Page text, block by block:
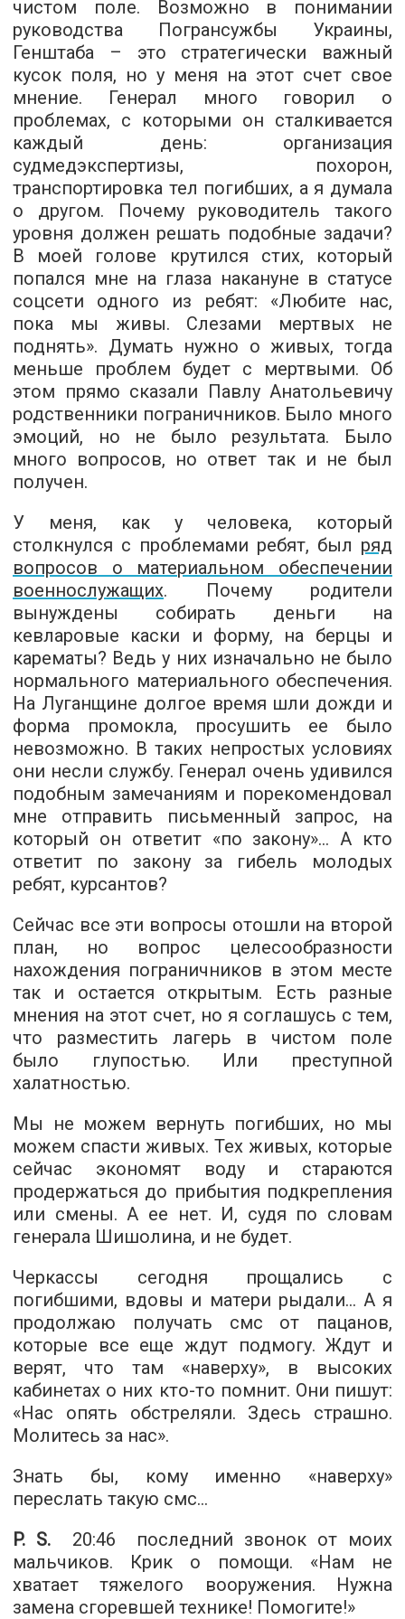
чистом поле. Возможно в понимании
руководства Погрансужбы Украины,
Генштаба – это стратегически важный
кусок поля, но у меня на этот счет свое
мнение. Генерал много говорил о
проблемах, с которыми он сталкивается
каждый день: организация
судмедэкспертизы, похорон,
транспортировка тел погибших, а я думала
о другом. Почему руководитель такого
уровня должен решать подобные задачи?
В моей голове крутился стих, который
попался мне на глаза накануне в статусе
соцсети одного из ребят: «Любите нас,
пока мы живы. Слезами мертвых не
поднять». Думать нужно о живых, тогда
меньше проблем будет с мертвыми. Об
этом прямо сказали Павлу Анатольевичу
родственники пограничников. Было много
эмоций, но не было результата. Было
много вопросов, но ответ так и не был
получен.
У меня, как у человека, который
столкнулся с проблемами ребят, был ряд
вопросов о материальном обеспечении
военнослужащих. Почему родители
вынуждены собирать деньги на
кевларовые каски и форму, на берцы и
карематы? Ведь у них изначально не было
нормального материального обеспечения.
На Луганщине долгое время шли дожди и
форма промокла, просушить ее было
невозможно. В таких непростых условиях
они несли службу. Генерал очень удивился
подобным замечаниям и порекомендовал
мне отправить письменный запрос, на
который он ответит «по закону»… А кто
ответит по закону за гибель молодых
ребят, курсантов?
Сейчас все эти вопросы отошли на второй
план, но вопрос целесообразности
нахождения пограничников в этом месте
так и остается открытым. Есть разные
мнения на этот счет, но я соглашусь с тем,
что разместить лагерь в чистом поле
было глупостью. Или преступной
халатностью.
Мы не можем вернуть погибших, но мы
можем спасти живых. Тех живых, которые
сейчас экономят воду и стараются
продержаться до прибытия подкрепления
или смены. А ее нет. И, судя по словам
генерала Шишолина, и не будет.
Черкассы сегодня прощались с
погибшими, вдовы и матери рыдали… А я
продолжаю получать смс от пацанов,
которые все еще ждут подмогу. Ждут и
верят, что там «наверху», в высоких
кабинетах о них кто-то помнит. Они пишут:
«Нас опять обстреляли. Здесь страшно.
Молитесь за нас».
Знать бы, кому именно «наверху»
переслать такую смс…
P. S.
20:46
последний звонок от моих
мальчиков. Крик о помощи. «Нам не
хватает тяжелого вооружения. Нужна
замена сгоревшей технике! Помогите!»